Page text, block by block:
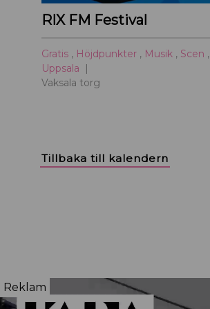
RIX FM Festival
Gratis , Höjdpunkter , Musik , Scen ,
Uppsala
Vaksala torg
Tillbaka till kalendern
Reklam